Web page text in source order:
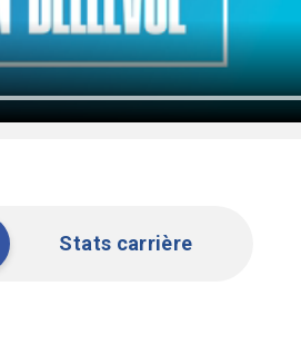
Stats carrière